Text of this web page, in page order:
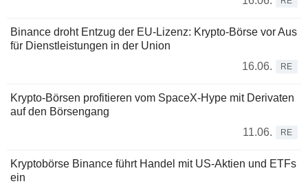
Binance droht Entzug der EU-Lizenz: Krypto-Börse vor Aus
für Dienstleistungen in der Union
16.06.
RE
Krypto-Börsen profitieren vom SpaceX-Hype mit Derivaten
auf den Börsengang
11.06.
RE
Kryptobörse Binance führt Handel mit US-Aktien und ETFs
ein